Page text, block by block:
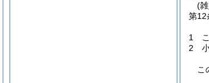
(
第12
1
2
こ